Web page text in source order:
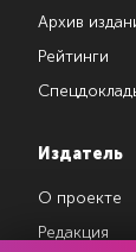
Архив
Рейтинги
Издатель
О проекте
Редакция